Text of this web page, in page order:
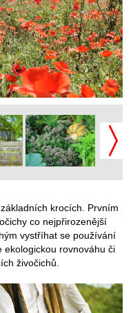
krocích. Prvním
co nejpřirozenější
vystříhat se používání
ekologickou rovnováhu či
živočichů.